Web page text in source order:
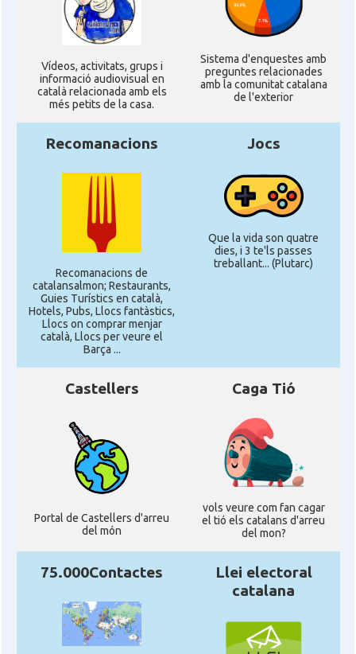
Ví­deos, activitats, grups i
informació audiovisual en
català relacionada amb els
més petits de la casa.
Sistema d'enquestes amb
preguntes relacionades
amb la comunitat catalana
de l'exterior
Recomanacions
Recomanacions de
catalansalmon; Restaurants,
Guies Turístics en català,
Hotels, Pubs, Llocs fantàstics,
Llocs on comprar menjar
català, Llocs per veure el
Barça ...
Jocs
Que la vida son quatre
dies, i 3 te'ls passes
treballant... (Plutarc)
Castellers
Portal de Castellers d'arreu
del món
Caga Tió
vols veure com fan cagar
el tió els catalans d'arreu
del mon?
75.000Contactes
Llei electoral
catalana